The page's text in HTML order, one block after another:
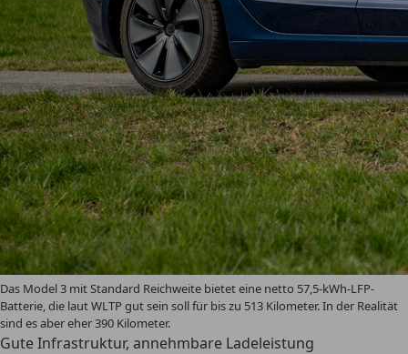
Das Model 3 mit Standard Reichweite bietet eine netto 57,5-kWh-LFP-
Batterie, die laut WLTP gut sein soll für bis zu 513 Kilometer. In der Realität
sind es aber eher 390 Kilometer.
Gute Infrastruktur, annehmbare Ladeleistung